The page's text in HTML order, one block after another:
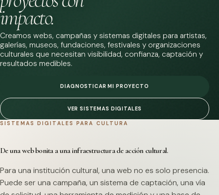
impacto.
Creamos webs, campañas y sistemas digitales para artistas,
galerías, museos, fundaciones, festivales y organizaciones
culturales que necesitan visibilidad, confianza, captación y
resultados medibles.
DIAGNOSTICAR MI PROYECTO
VER SISTEMAS DIGITALES
SISTEMAS DIGITALES PARA CULTURA
De una web bonita a una infraestructura de acción cultural.
Para una institución cultural, una web no es solo presencia.
Puede ser una campaña, un sistema de captación, una vía